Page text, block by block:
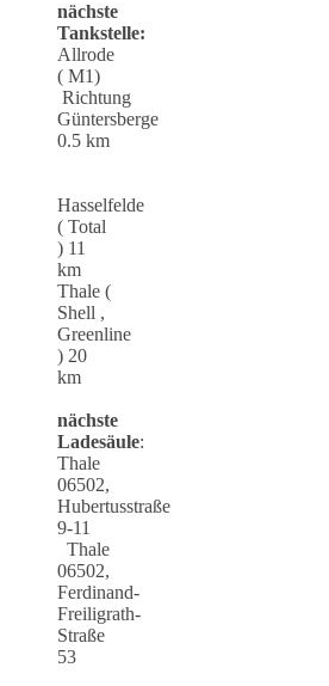
nächste
Tankstelle:
Allrode
( M1)
Richtung
Güntersberge
0.5 km
Hasselfelde
( Total
) 11
km
Thale (
Shell ,
Greenline
) 20
km
nächste
Ladesäule:
Thale
06502,
Hubertusstraße
9-11
Thale
06502,
Ferdinand-
Freiligrath-
Straße
53